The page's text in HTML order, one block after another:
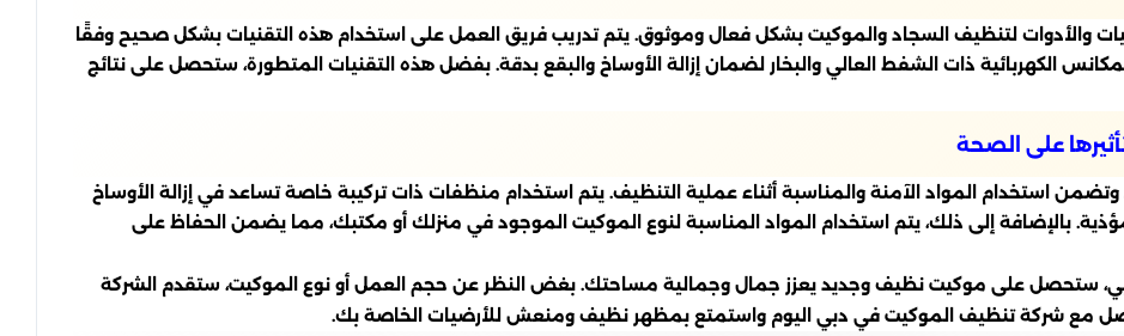
والأدوات لتنظيف السجاد والموكيت بشكل فعال وموثوق. يتم تدريب فريق العمل على استخدام هذه التقنيات بشكل صحيح وفقًا
الكهربائية ذات الشفط العالي والبخار لضمان إزالة الأوساخ والبقع بدقة. بفضل هذه التقنيات المتطورة، ستحصل على نتائج
على الصحة
استخدام المواد الآمنة والمناسبة أثناء عملية التنظيف. يتم استخدام منظفات ذات تركيبة خاصة تساعد في إزالة الأوساخ
بالإضافة إلى ذلك، يتم استخدام المواد المناسبة لنوع الموكيت الموجود في منزلك أو مكتبك، مما يضمن الحفاظ على
ستحصل على موكيت نظيف وجديد يعزز جمال وجمالية مساحتك. بغض النظر عن حجم العمل أو نوع الموكيت، ستقدم الشركة
مع شركة تنظيف الموكيت في دبي اليوم واستمتع بمظهر نظيف ومنعش للأرضيات الخاصة بك.